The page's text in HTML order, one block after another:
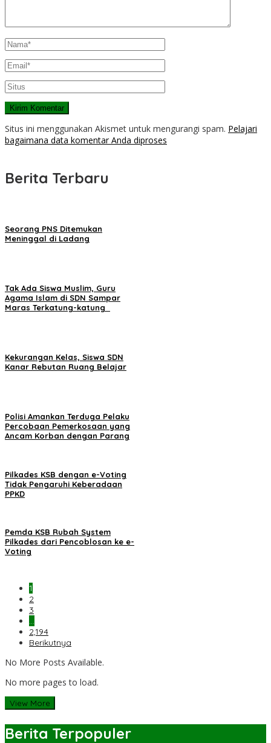
Situs ini menggunakan Akismet untuk mengurangi spam. Pelajari
bagaimana data komentar Anda diproses
Berita Terbaru
Seorang PNS Ditemukan
Meninggal di Ladang
Tak Ada Siswa Muslim, Guru
Agama Islam di SDN Sampar
Maras Terkatung-katung ‎
Kekurangan Kelas, Siswa SDN
Kanar Rebutan Ruang Belajar
Polisi Amankan Terduga Pelaku
Percobaan Pemerkosaan yang
Ancam Korban dengan Parang
Pilkades KSB dengan e-Voting
Tidak Pengaruhi Keberadaan
PPKD
Pemda KSB Rubah System
Pilkades dari Pencoblosan ke e-
Voting
1
2
3
…
2,194
Berikutnya
No More Posts Available.
No more pages to load.
View More
Berita Terpopuler